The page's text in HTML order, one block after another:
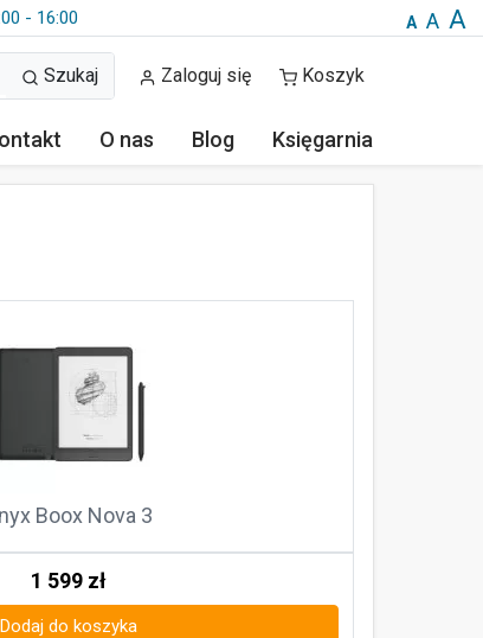
- 16:00 A A A
Szukaj Zaloguj się Koszyk
O nas Blog Księgarnia
Boox Nova 3
1 599zł
Dodaj do koszyka